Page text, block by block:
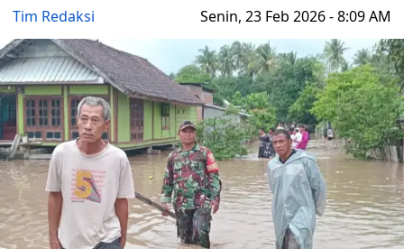
Tim Redaksi Senin, 23 Feb 2026 - 8:09 AM